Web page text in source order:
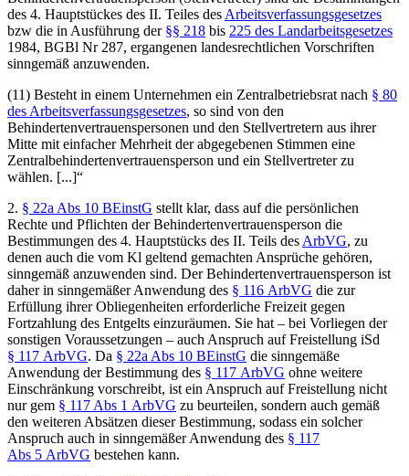
des 4. Hauptstückes des II. Teiles des Arbeitsverfassungsgesetzes
bzw die in Ausführung der §§ 218 bis 225 des Landarbeitsgesetzes
1984, BGBl Nr 287, ergangenen landesrechtlichen Vorschriften
sinngemäß anzuwenden.
(11) Besteht in einem Unternehmen ein Zentralbetriebsrat nach § 80
des Arbeitsverfassungsgesetzes, so sind von den
Behindertenvertrauenspersonen und den Stellvertretern aus ihrer
Mitte mit einfacher Mehrheit der abgegebenen Stimmen eine
Zentralbehindertenvertrauensperson und ein Stellvertreter zu
wählen. [...]“
2. § 22a Abs 10 BEinstG stellt klar, dass auf die persönlichen
Rechte und Pflichten der Behindertenvertrauensperson die
Bestimmungen des 4. Hauptstücks des II. Teils des ArbVG, zu
denen auch die vom Kl geltend gemachten Ansprüche gehören,
sinngemäß anzuwenden sind. Der Behindertenvertrauensperson ist
daher in sinngemäßer Anwendung des § 116 ArbVG die zur
Erfüllung ihrer Obliegenheiten erforderliche Freizeit gegen
Fortzahlung des Entgelts einzuräumen. Sie hat – bei Vorliegen der
sonstigen Voraussetzungen – auch Anspruch auf Freistellung iSd
§ 117 ArbVG. Da § 22a Abs 10 BEinstG die sinngemäße
Anwendung der Bestimmung des § 117 ArbVG ohne weitere
Einschränkung vorschreibt, ist ein Anspruch auf Freistellung nicht
nur gem § 117 Abs 1 ArbVG zu beurteilen, sondern auch gemäß
den weiteren Absätzen dieser Bestimmung, sodass ein solcher
Anspruch auch in sinngemäßer Anwendung des § 117
Abs 5 ArbVG bestehen kann.